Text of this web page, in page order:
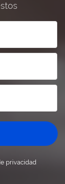
privacidad